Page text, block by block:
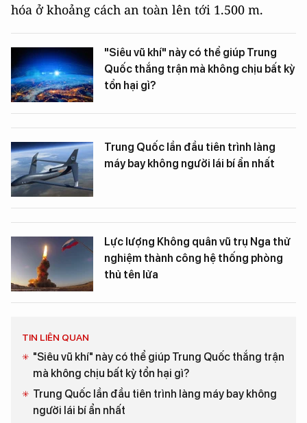
hóa ở khoảng cách an toàn lên tới 1.500 m.
"Siêu vũ khí" này có thể giúp Trung
Quốc thắng trận mà không chịu bất kỳ
tổn hại gì?
Trung Quốc lần đầu tiên trình làng
máy bay không người lái bí ẩn nhất
Lực lượng Không quân vũ trụ Nga thử
nghiệm thành công hệ thống phòng
thủ tên lửa
TIN LIÊN QUAN
"Siêu vũ khí" này có thể giúp Trung Quốc thắng trận
mà không chịu bất kỳ tổn hại gì?
Trung Quốc lần đầu tiên trình làng máy bay không
người lái bí ẩn nhất